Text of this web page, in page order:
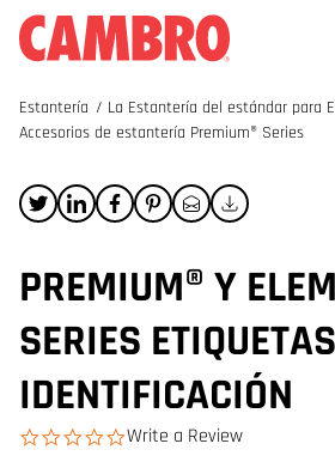
Estantería / La Estantería del estándar para
Accesorios de estantería Premium® Series
PREMIUM® Y
SERIES
IDENTIFICACIÓN
0.0 star rating
Write a Review